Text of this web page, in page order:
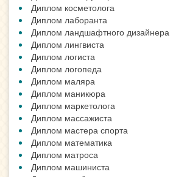
Диплом косметолога
Диплом лаборанта
Диплом ландшафтного дизайнера
Диплом лингвиста
Диплом логиста
Диплом логопеда
Диплом маляра
Диплом маникюра
Диплом маркетолога
Диплом массажиста
Диплом мастера спорта
Диплом математика
Диплом матроса
Диплом машиниста